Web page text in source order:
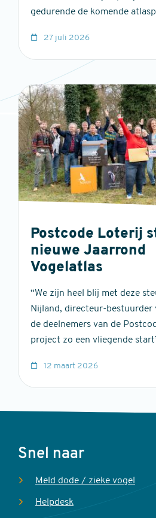
gedurende de komende
27 juli 2026
Postcode Loterij
nieuwe Jaarrond
Vogelatlas
“We zijn heel blij met deze
Nijland, directeur-bestuurder
de deelnemers van de
project zo een vliegende
12 maart 2026
Voet
Snel naar
Meld dode / zieke vogel
Helpdesk